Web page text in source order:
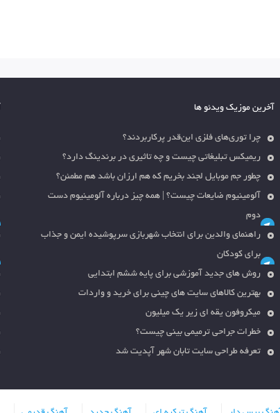
آخرین موزیک ویدئو ها
چرا توری‌های فلزی این‌قدر پرکاربردند؟
ریمیکس تبلیغاتی چیست و چه تاثیری در برندینگ دارد؟
چطور جم موبایل لجند بخریم که هم ارزان باشد هم مطمئن؟
آلومینیوم ضایعات چیست؟ | همه چیز درباره آلومینیوم دست
دوم
راهنمای والدین برای انتخاب شهربازی سرپوشیده ایمن و جذاب
برای کودکان
روش های جدید آموزشی برای پایه ششم ابتدایی
بهترین کالاهای سایت های چینی برای خرید و واردات
میکروفون یقه ای زیر یک میلیون
خطرات جراحی ترمیمی بینی چیست؟
تعرفه طراحی سایت تابان شهر آپدیت شد